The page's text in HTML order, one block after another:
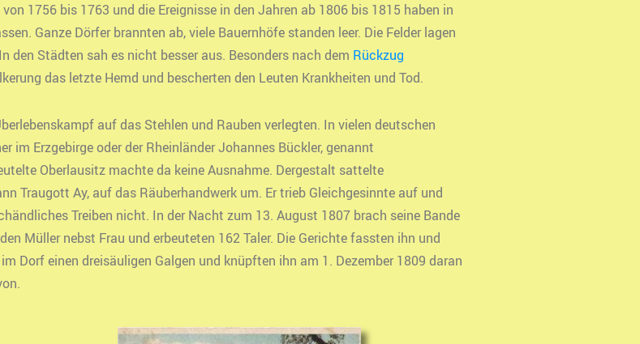
1756 bis 1763 und die Ereignisse in den Jahren ab 1806 bis 1815 haben in
Ganze Dörfer brannten ab, viele Bauernhöfe standen leer. Die Felder lagen
den Städten sah es nicht besser aus. Besonders nach dem Rückzug
das letzte Hemd und bescherten den Leuten Krankheiten und Tod.
auf das Stehlen und Rauben verlegten. In vielen deutschen
im Erzgebirge oder der Rheinländer Johannes Bückler, genannt
Oberlausitz machte da keine Ausnahme. Dergestalt sattelte
Traugott Ay, auf das Räuberhandwerk um. Er trieb Gleichgesinnte auf und
Treiben nicht. In der Nacht zum 13. August 1807 brach seine Bande
Müller nebst Frau und erbeuteten 162 Taler. Die Gerichte fassten ihn und
Dorf einen dreisäuligen Galgen und knüpften ihn am 1. Dezember 1809 daran